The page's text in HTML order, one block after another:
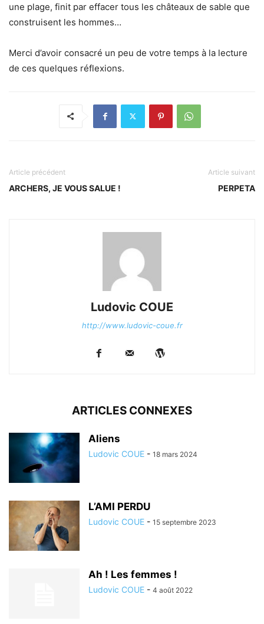
une plage, finit par effacer tous les châteaux de sable que
construisent les hommes…
Merci d’avoir consacré un peu de votre temps à la lecture
de ces quelques réflexions.
Article précédent
ARCHERS, JE VOUS SALUE !
Article suivant
PERPETA
Ludovic COUE
http://www.ludovic-coue.fr
ARTICLES CONNEXES
Aliens
Ludovic COUE - 18 mars 2024
L’AMI PERDU
Ludovic COUE - 15 septembre 2023
Ah ! Les femmes !
Ludovic COUE - 4 août 2022